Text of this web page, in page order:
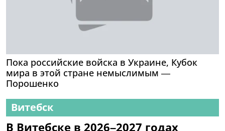
Пока российские войска в Украине, Кубок
мира в этой стране немыслимым —
Порошенко
Витебск
В Витебске в 2026–2027 годах